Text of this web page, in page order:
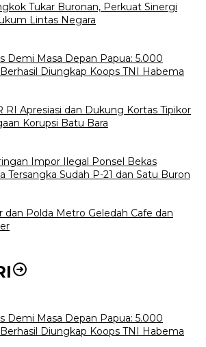
Tukar Buronan, Perkuat Sinergi
Lintas Negara
Demi Masa Depan Papua: 5.000
Diungkap Koops TNI Habema
RI Apresiasi dan Dukung Kortas Tipikor
Korupsi Batu Bara
Impor Ilegal Ponsel Bekas
Tersangka Sudah P-21 dan Satu Buron
dan Polda Metro Geledah Cafe dan
Demi Masa Depan Papua: 5.000
Diungkap Koops TNI Habema